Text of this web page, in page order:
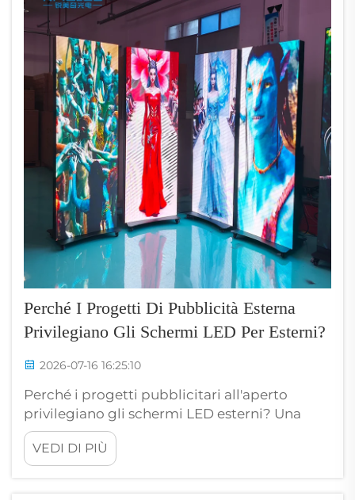
Perché I Progetti Di Pubblicità Esterna
Privilegiano Gli Schermi LED Per Esterni?
2026-07-16 16:25:10
Perché i progetti pubblicitari all'aperto
privilegiano gli schermi LED esterni? Una
catena nazionale di vendita al dettaglio negli
Stati Uniti ha lanciato una campagna
pubblicitaria su cartelloni stradali lungo
VEDI DI PIÙ